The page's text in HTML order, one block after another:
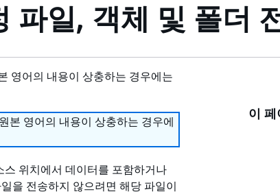
파일, 객체 및 폴더
영어의 내용이 상충하는 경우에는
본 영어의 내용이 상충하는 경우에
위치에서 데이터를 포함하거나
을 전송하지 않으려면 해당 파일이
이 페